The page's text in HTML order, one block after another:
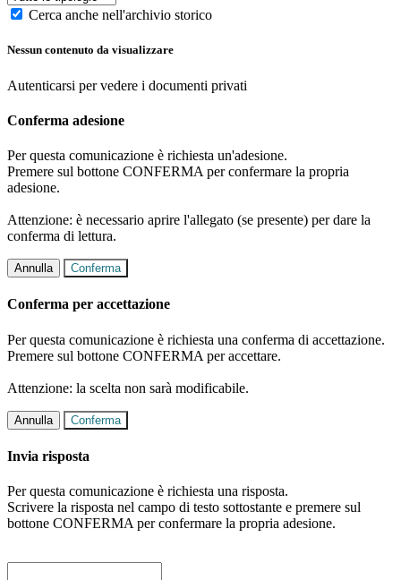
Cerca anche nell'archivio storico
Nessun contenuto da visualizzare
Autenticarsi per vedere i documenti privati
Conferma adesione
Per questa comunicazione è richiesta un'adesione.
Premere sul bottone CONFERMA per confermare la propria
adesione.
Attenzione: è necessario aprire l'allegato (se presente) per dare la
conferma di lettura.
Annulla Conferma
Conferma per accettazione
Per questa comunicazione è richiesta una conferma di accettazione.
Premere sul bottone CONFERMA per accettare.
Attenzione: la scelta non sarà modificabile.
Annulla Conferma
Invia risposta
Per questa comunicazione è richiesta una risposta.
Scrivere la risposta nel campo di testo sottostante e premere sul
bottone CONFERMA per confermare la propria adesione.